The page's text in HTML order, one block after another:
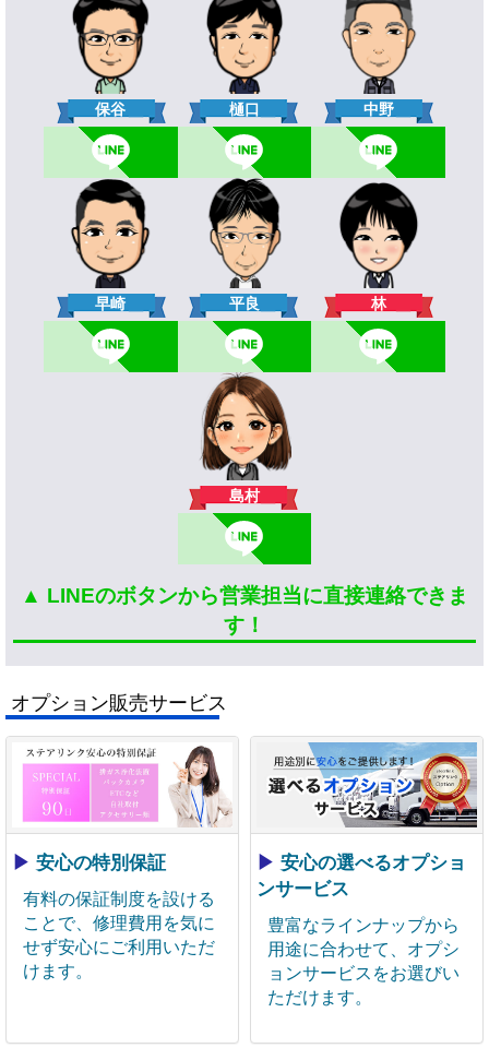
保谷 樋口 中野
早崎 平良 林
島村
▲ LINEのボタンから営業担当に直接連絡できま
す！
オプション販売サービス
▶ 安心の特別保証
有料の保証制度を設ける
ことで、修理費用を気に
せず安心にご利用いただ
けます。
▶ 安心の選べるオプショ
ンサービス
豊富なラインナップから
用途に合わせて、オプシ
ョンサービスをお選びい
ただけます。